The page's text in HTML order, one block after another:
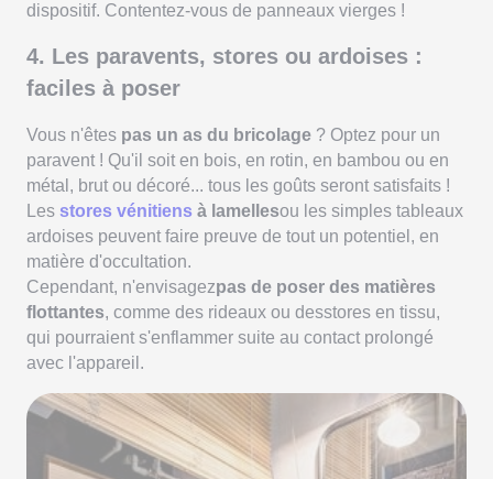
dispositif. Contentez-vous de panneaux vierges !
4. Les paravents, stores ou ardoises :
faciles à poser
Vous n'êtes pas un as du bricolage ? Optez pour un
paravent ! Qu'il soit en bois, en rotin, en bambou ou en
métal, brut ou décoré... tous les goûts seront satisfaits !
Les stores vénitiens à lamellesou les simples tableaux
ardoises peuvent faire preuve de tout un potentiel, en
matière d'occultation.
Cependant, n'envisagezpas de poser des matières
flottantes, comme des rideaux ou desstores en tissu,
qui pourraient s'enflammer suite au contact prolongé
avec l'appareil.